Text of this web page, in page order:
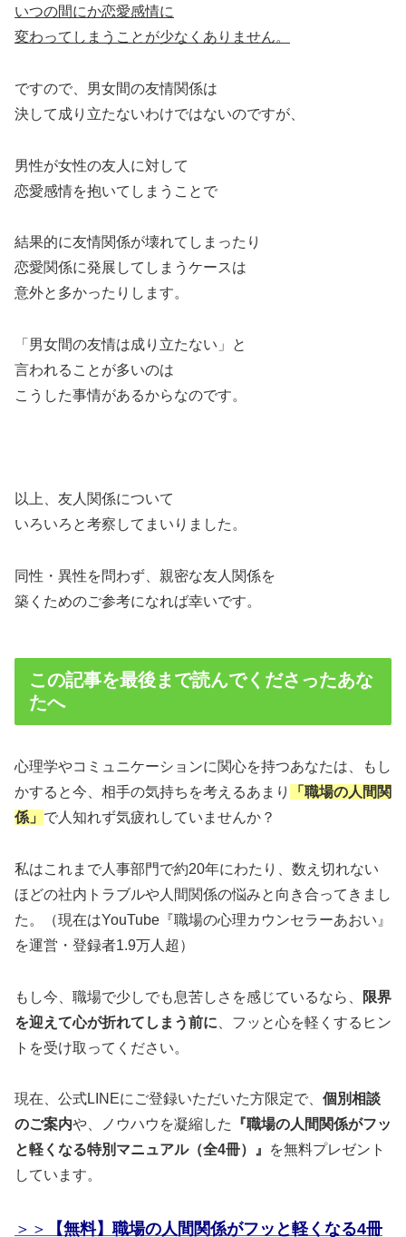
いつの間にか恋愛感情に
変わってしまうことが少なくありません。
ですので、男女間の友情関係は
決して成り立たないわけではないのですが、
男性が女性の友人に対して
恋愛感情を抱いてしまうことで
結果的に友情関係が壊れてしまったり
恋愛関係に発展してしまうケースは
意外と多かったりします。
「男女間の友情は成り立たない」と
言われることが多いのは
こうした事情があるからなのです。
以上、友人関係について
いろいろと考察してまいりました。
同性・異性を問わず、親密な友人関係を
築くためのご参考になれば幸いです。
この記事を最後まで読んでくださったあな
たへ
心理学やコミュニケーションに関心を持つあなたは、もし
かすると今、相手の気持ちを考えるあまり
「職場の人間関
係」 で人知れず気疲れしていませんか？
私はこれまで人事部門で約20年にわたり、数え切れない
ほどの社内トラブルや人間関係の悩みと向き合ってきまし
た。（現在はYouTube『職場の心理カウンセラーあおい』
を運営・登録者1.9万人超）
もし今、職場で少しでも息苦しさを感じているなら、
限界
を迎えて心が折れてしまう前に 、フッと心を軽くするヒン
トを受け取ってください。
現在、公式LINEにご登録いただいた方限定で、 個別相談
のご案内や、ノウハウを凝縮した
『職場の人間関係がフッ
と軽くなる特別マニュアル（全4冊）』
を無料プレゼント
しています。
＞＞
【無料】職場の人間関係がフッと軽くなる4冊